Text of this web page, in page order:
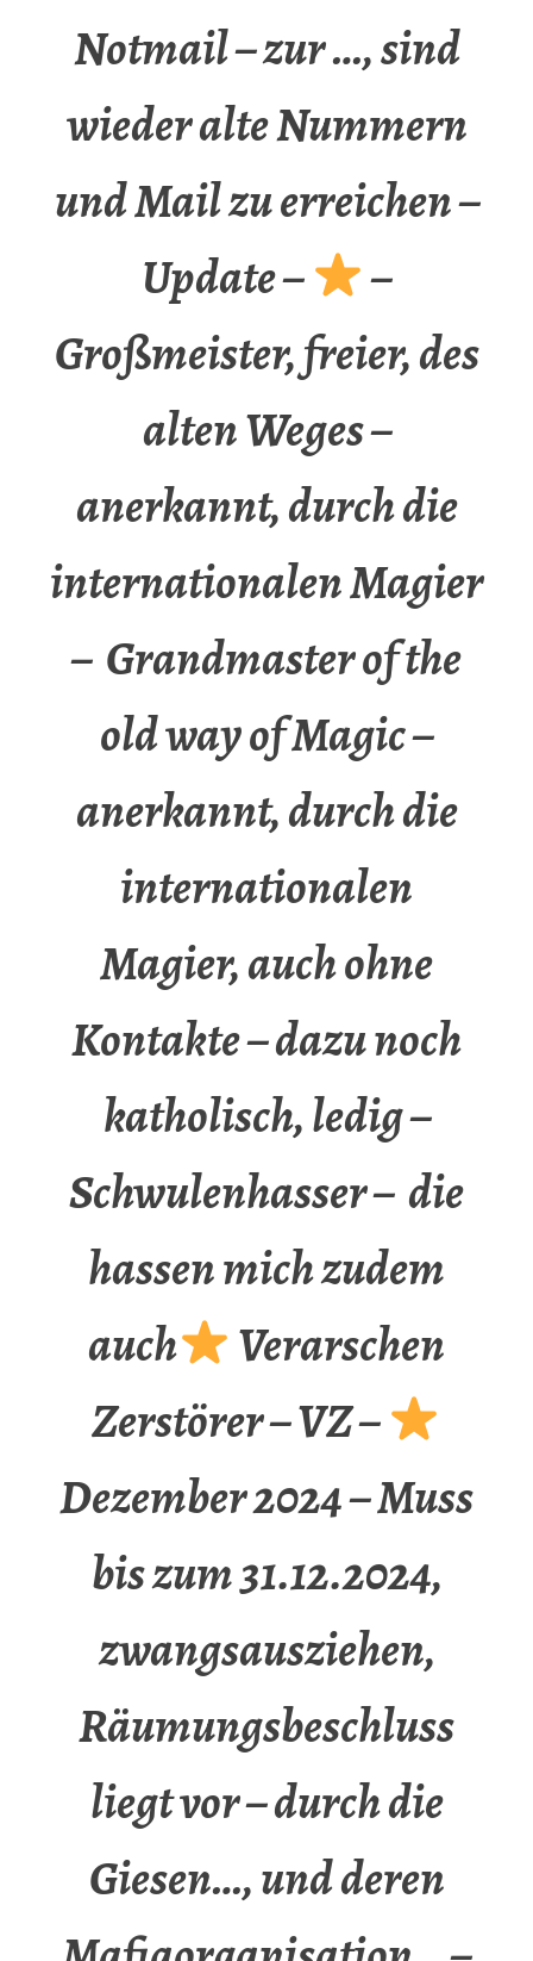
Notmail – zur …, sind
wieder alte Nummern
und Mail zu erreichen –
Update –
–
Großmeister, freier, des
alten Weges –
anerkannt, durch die
internationalen Magier
– Grandmaster of the
old way of Magic –
anerkannt, durch die
internationalen
Magier, auch ohne
Kontakte – dazu noch
katholisch, ledig –
Schwulenhasser – die
hassen mich zudem
auch
Verarschen
Zerstörer – VZ –
Dezember 2024 – Muss
bis zum 31.12.2024,
zwangsausziehen,
Räumungsbeschluss
liegt vor – durch die
Giesen…, und deren